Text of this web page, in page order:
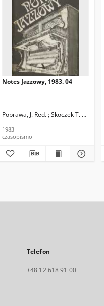
Skoczek, T. Red.
Notes Jazzowy, 1983. 04
Poprawa, J. Red. ; Skoczek T. Red.
1983
czasopismo
Telefon
+48 12 618 91 00